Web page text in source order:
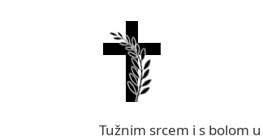
Tužnim srcem i s bolom